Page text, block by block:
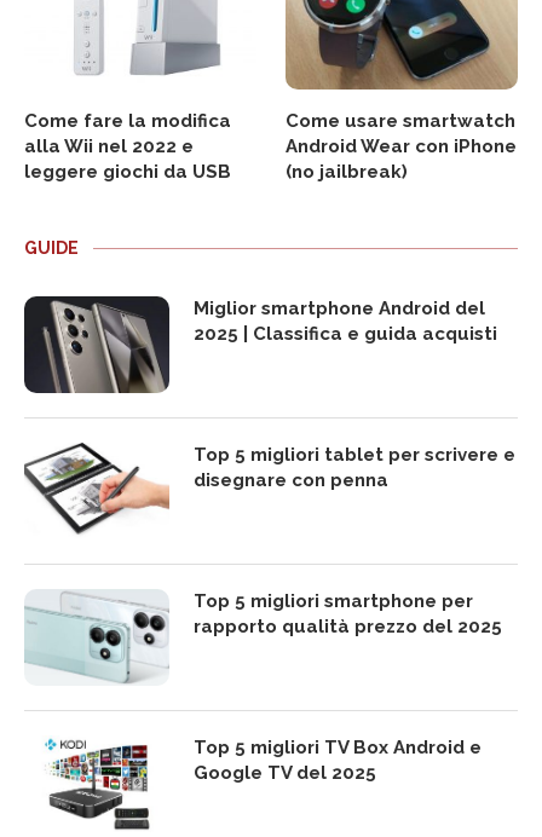
Come fare la modifica
alla Wii nel 2022 e
leggere giochi da USB
Come usare smartwatch
Android Wear con iPhone
(no jailbreak)
GUIDE
Miglior smartphone Android del
2025 | Classifica e guida acquisti
Top 5 migliori tablet per scrivere e
disegnare con penna
Top 5 migliori smartphone per
rapporto qualità prezzo del 2025
Top 5 migliori TV Box Android e
Google TV del 2025